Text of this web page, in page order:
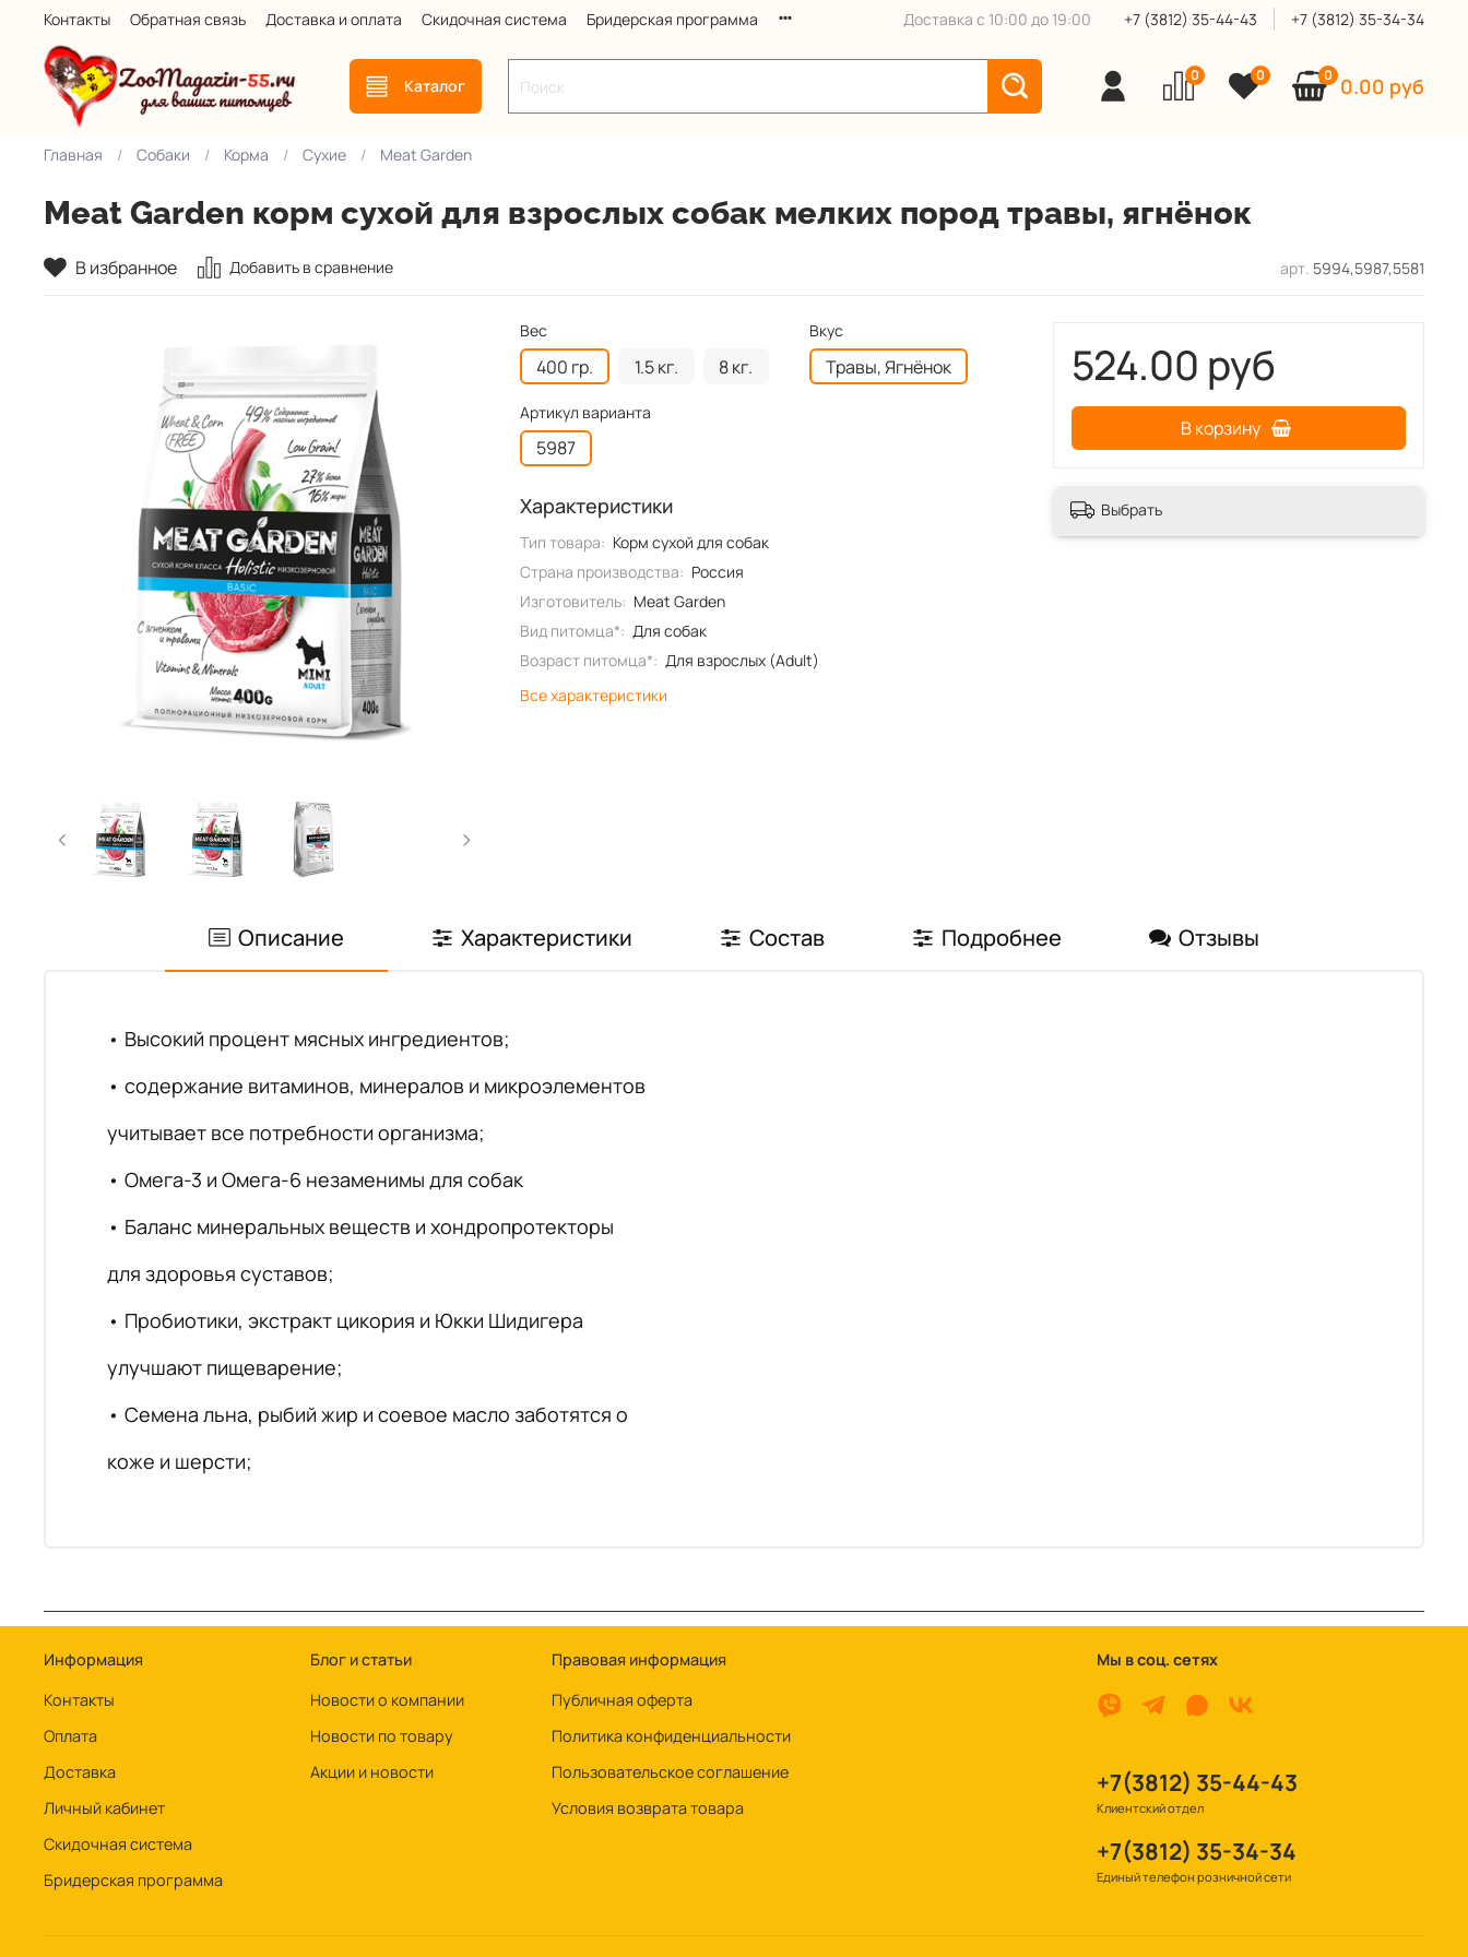
Контакты Обратная связь Доставка и оплата Скидочная система Бридерская программа Доставка с 10:00 до 19:00 +7 (3812) 35-44-43 +7 (3812) 35-34-34
Каталог
0 0 0 0.00 руб
Главная Собаки Корма Сухие Meat Garden
Meat Garden корм сухой для взрослых собак мелких пород травы, ягнёнок
В избранное Добавить в сравнение арт. 5994,5987,5581
Вес
400 гр. 1.5 кг. 8 кг.
Вкус
Травы, Ягнёнок
Артикул варианта
5987
Характеристики
Тип товара: Корм сухой для собак
Страна производства: Россия
Изготовитель: Meat Garden
Вид питомца*: Для собак
Возраст питомца*: Для взрослых (Adult)
Все характеристики
524.00 руб
В корзину
Выбрать
Описание Характеристики Состав Подробнее Отзывы
• Высокий процент мясных ингредиентов;
• содержание витаминов, минералов и микроэлементов
учитывает все потребности организма;
• Омега-3 и Омега-6 незаменимы для собак
• Баланс минеральных веществ и хондропротекторы
для здоровья суставов;
• Пробиотики, экстракт цикория и Юкки Шидигера
улучшают пищеварение;
• Семена льна, рыбий жир и соевое масло заботятся о
коже и шерсти;
Информация
Контакты
Оплата
Доставка
Личный кабинет
Скидочная система
Бридерская программа
Блог и статьи
Новости о компании
Новости по товару
Акции и новости
Правовая информация
Публичная оферта
Политика конфиденциальности
Пользовательское соглашение
Условия возврата товара
Мы в соц. сетях
+7(3812) 35-44-43
Клиентский отдел
+7(3812) 35-34-34
Единый телефон розничной сети